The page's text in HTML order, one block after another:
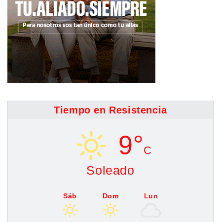
Tiempo en Resistencia
9°C
Soleado
Sáb Dom Lun